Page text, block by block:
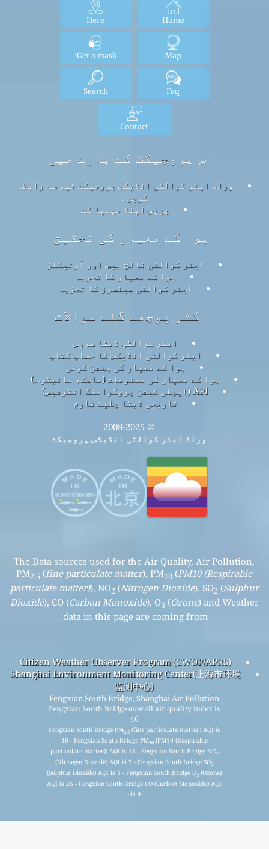
Home
Here
Map
Get a mask!
Faq
Search
Contact
اس پروجیکٹ کے بارے میں
ورلڈ ایئر کوالٹی انڈیکس پروجیکٹ ٹیم سے رابطہ
کریں۔
پریس اینڈ میڈیا کٹ
ہوا کے معیار کی تحقیق
ایئر کوالٹی نالج بیس اور آرٹیکلز
ہوا کے معیار کا تجربہ
ایئر کوالٹی سینسرز کا تجزیہ
اکثر پوچھے گئے سوالات
ایئر کوالٹی ڈیٹا سورس
ایئر کوالٹی انڈیکس کا حساب کتاب
ہوا کے معیار کی پیشن گوئی
ہوا کے معیار کی مصنوعات (ماسک، مانیٹر…)
API (ایپلی کیشن پروگرامنگ انٹرفیس)
تاریخی ڈیٹا پلیٹ فارم
© 2008-2025
ورلڈ ایئر کوالٹی انڈیکس پروجیکٹ
The Data sources used for the Air Quality, Air Pollution,
PM2.5(fine particulate matter), PM10(PM10 (Respirable
particulate matter)), NO2 (Nitrogen Dioxide), SO2 (Sulphur
Dioxide), CO (Carbon Monoxide), O3 (Ozone ) and Weather
data in this page are coming from:
Citizen Weather Observer Program (CWOP/APRS)
Shanghai Environment Monitoring Center(上海市环境
监测中心)
Fengxian South Bridge, Shanghai Air Pollution
Fengxian South Bridge overall air quality index is
46
Fengxian South Bridge PM2.5(fine particulate matter) AQI is
46 - Fengxian South Bridge PM10(PM10 (Respirable
particulate matter)) AQI is 18 - Fengxian South Bridge NO
(Nitrogen Dioxide) AQI is 7 - Fengxian South Bridge SO
(Sulphur Dioxide) AQI is 3 - Fengxian South Bridge O 3(Ozone)
AQI is 26 - Fengxian South Bridge CO (Carbon Monoxide) AQI
is 4 -